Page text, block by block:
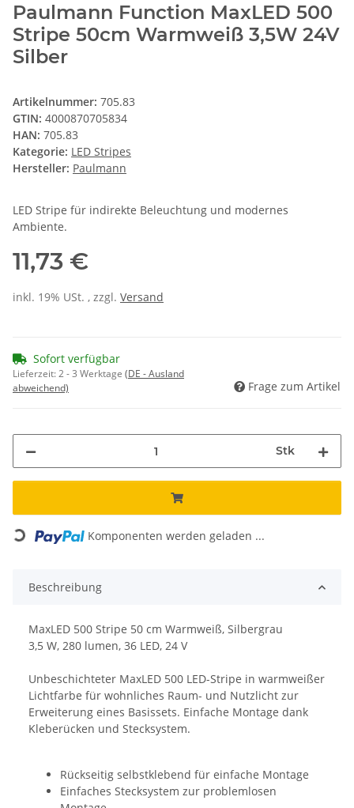
Paulmann Function MaxLED 500
Stripe 50cm Warmweiß 3,5W 24V
Silber
Artikelnummer: 705.83
GTIN: 4000870705834
HAN: 705.83
Kategorie: LED Stripes
Hersteller: Paulmann
LED Stripe für indirekte Beleuchtung und modernes
Ambiente.
11,73 €
inkl. 19% USt. , zzgl. Versand
Sofort verfügbar
Lieferzeit:2 - 3 Werktage (DE - Ausland
abweichend)
Frage zum Artikel
Stk
Loading... Komponenten werden geladen ...
Beschreibung
MaxLED 500 Stripe 50 cm Warmweiß, Silbergrau
3,5 W, 280 lumen, 36 LED, 24 V
Unbeschichteter MaxLED 500 LED-Stripe in warmweißer
Lichtfarbe für wohnliches Raum- und Nutzlicht zur
Erweiterung eines Basissets. Einfache Montage dank
Kleberücken und Stecksystem.
Rückseitig selbstklebend für einfache Montage
Einfaches Stecksystem zur problemlosen